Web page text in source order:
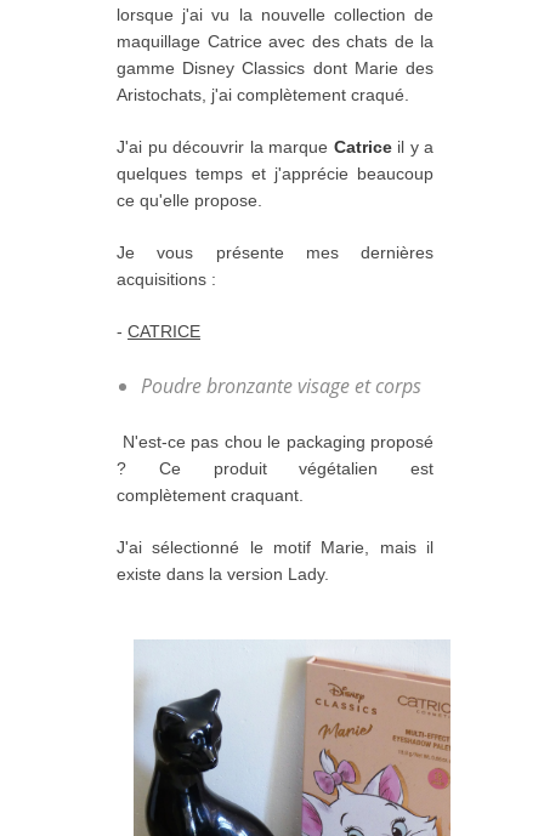
lorsque j'ai vu la nouvelle collection de
maquillage Catrice avec des chats de la
gamme Disney Classics dont Marie des
Aristochats, j'ai complètement craqué.
J'ai pu découvrir la marque Catriceil y a
quelques temps et j'apprécie beaucoup
ce qu'elle propose.
Je vous présente mes dernières
acquisitions :
- CATRICE
Poudre bronzante visage et corps
N'est-ce pas chou le packaging proposé
? Ce produit végétalien est
complètement craquant.
J'ai sélectionné le motif Marie, mais il
existe dans la version Lady.